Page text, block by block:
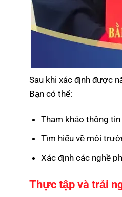
Sau khi xác định được
Bạn có thể:
Tham khảo thông
Tìm hiểu về môi
Xác định các nghề
Thực tập và trải